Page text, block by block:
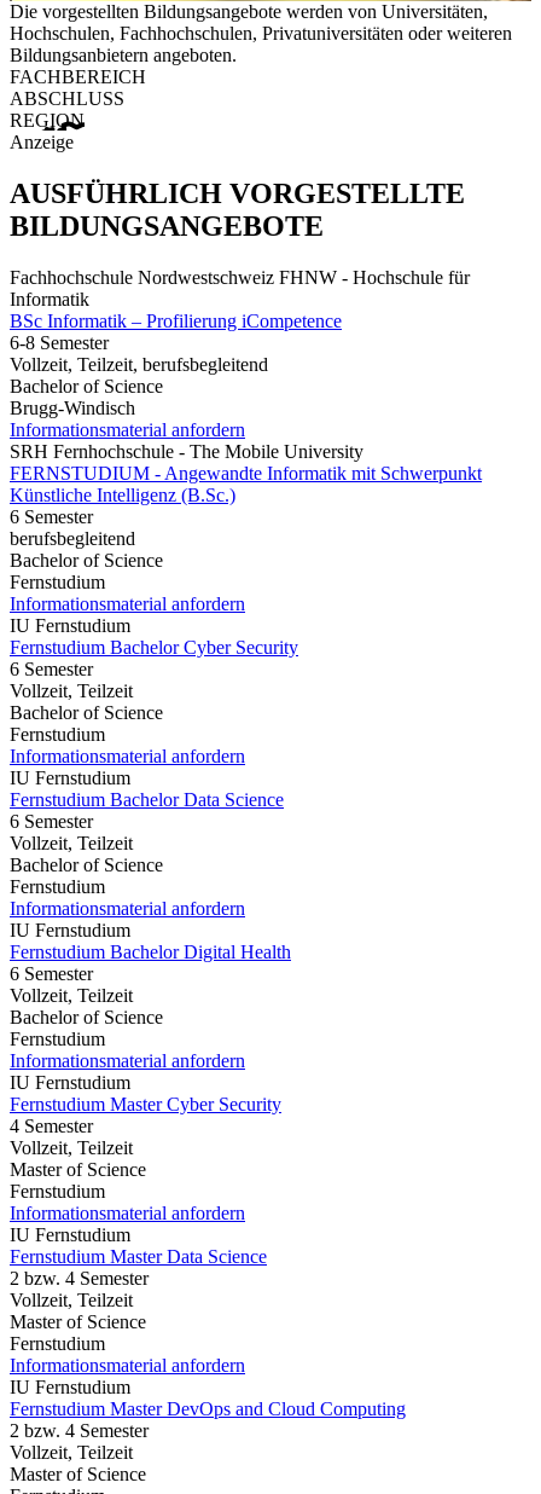
Die vorgestellten Bildungsangebote werden von Universitäten,
Hochschulen, Fachhochschulen, Privatuniversitäten oder weiteren
Bildungsanbietern angeboten.
FACHBEREICH
ABSCHLUSS
REGION
Anzeige
AUSFÜHRLICH VORGESTELLTE
BILDUNGSANGEBOTE
Fachhochschule Nordwestschweiz FHNW - Hochschule für
Informatik
BSc Informatik – Profilierung iCompetence
6-8 Semester
Vollzeit, Teilzeit, berufsbegleitend
Bachelor of Science
Brugg-Windisch
Informationsmaterial anfordern
SRH Fernhochschule - The Mobile University
FERNSTUDIUM - Angewandte Informatik mit Schwerpunkt
Künstliche Intelligenz (B.Sc.)
6 Semester
berufsbegleitend
Bachelor of Science
Fernstudium
Informationsmaterial anfordern
IU Fernstudium
Fernstudium Bachelor Cyber Security
6 Semester
Vollzeit, Teilzeit
Bachelor of Science
Fernstudium
Informationsmaterial anfordern
IU Fernstudium
Fernstudium Bachelor Data Science
6 Semester
Vollzeit, Teilzeit
Bachelor of Science
Fernstudium
Informationsmaterial anfordern
IU Fernstudium
Fernstudium Bachelor Digital Health
6 Semester
Vollzeit, Teilzeit
Bachelor of Science
Fernstudium
Informationsmaterial anfordern
IU Fernstudium
Fernstudium Master Cyber Security
4 Semester
Vollzeit, Teilzeit
Master of Science
Fernstudium
Informationsmaterial anfordern
IU Fernstudium
Fernstudium Master Data Science
2 bzw. 4 Semester
Vollzeit, Teilzeit
Master of Science
Fernstudium
Informationsmaterial anfordern
IU Fernstudium
Fernstudium Master DevOps and Cloud Computing
2 bzw. 4 Semester
Vollzeit, Teilzeit
Master of Science